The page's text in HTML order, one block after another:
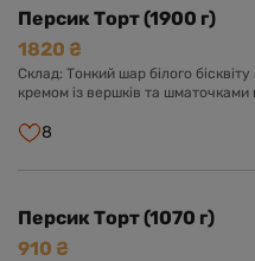
Персик Торт (1900 г)
1820 ₴
Склад: Тонкий шар білого
кремом із вершків та шматочками
кремом із вершків та
8
Персик Торт (1070 г)
910 ₴